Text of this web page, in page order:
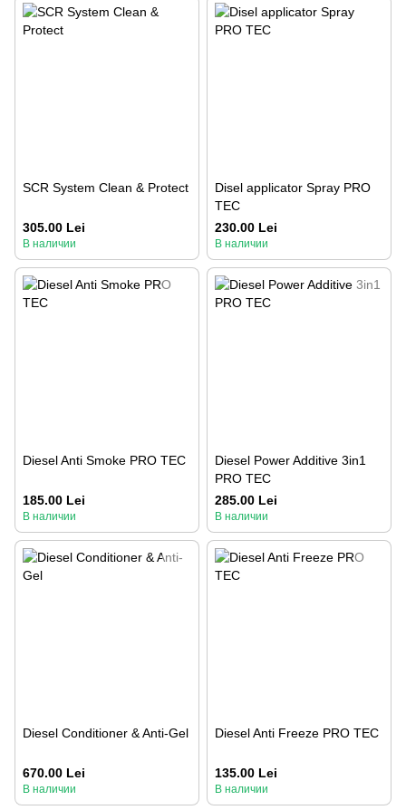
SCR System Clean & Protect
305.00 Lei
В наличии
Disel applicator Spray PRO
TEC
230.00 Lei
В наличии
Diesel Anti Smoke PRO TEC
185.00 Lei
В наличии
Diesel Power Additive 3in1
PRO TEC
285.00 Lei
В наличии
Diesel Conditioner & Anti-Gel
670.00 Lei
В наличии
Diesel Anti Freeze PRO TEC
135.00 Lei
В наличии